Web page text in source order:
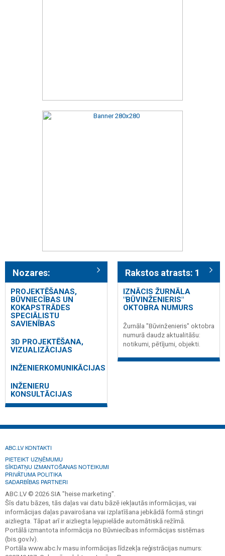
Nozares:
PROJEKTĒŠANAS,
BŪVNIECĪBAS UN
KOKAPSTRĀDES
SPECIĀLISTU
SAVIENĪBAS
3D PROJEKTĒŠANA,
VIZUALIZĀCIJAS
INŽENIERKOMUNIKĀCIJAS
INŽENIERU
KONSULTĀCIJAS
Rakstos atrasts: 1
IZNĀCIS ŽURNĀLA
"BŪVINŽENIERIS"
OKTOBRA NUMURS
Žurnāla "Būvinženieris" oktobra
numurā daudz aktualitāšu:
notikumi, pētījumi, objekti.
ABC.LV KONTAKTI
PIETEIKT UZŅĒMUMU
SĪKDATŅU IZMANTOŠANAS NOTEIKUMI
PRIVĀTUMA POLITIKA
SADARBĪBAS PARTNERI
ABC.LV © 2026 SIA "heise marketing".
Šīs datu bāzes, tās daļas vai datu bāzē iekļautās informācijas, vai
informācijas daļas pavairošana vai izplatīšana jebkādā formā stingri
aizliegta. Tāpat arī ir aizliegta lejupielāde automātiskā režīmā.
Portālā izmantota informācija no Būvniecības informācijas sistēmas
(bis.gov.lv).
Portāla www.abc.lv masu informācijas līdzekļa reģistrācijas numurs: